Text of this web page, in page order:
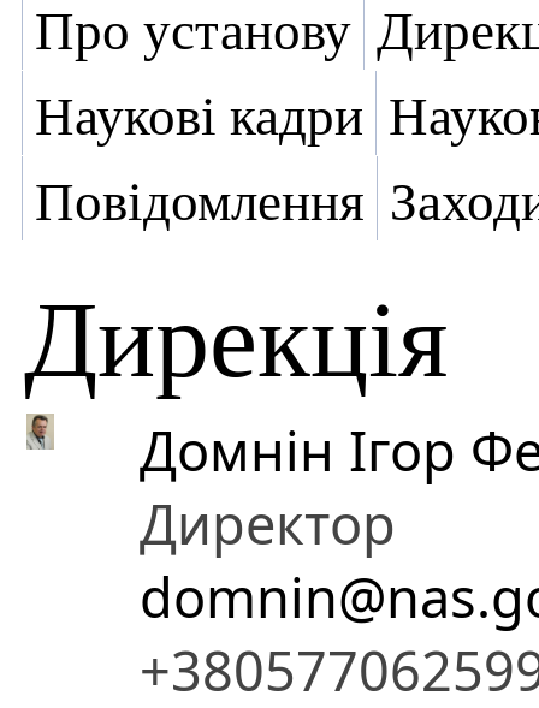
Про установу
Наукові кадри
Повідомлення
Дирекція
Домнін Ігор
Директор